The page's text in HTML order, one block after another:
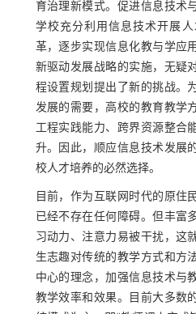
育治理新模式。促进信息技术
学校充分利用信息技术开展
革，逐步实现信息化教与学应
新驱动发展战略的实施，无疑
程设置规划提出了新的挑战。
发展的需要，高校的教育教学
工程实践能力、跨界资源整合
升。因此，顺应信息技术发展
校人才培养的必然选择。
目前，作为互联网时代的原住
已经不存在任何障碍。但丰富
习动力、注意力易被干扰，这
生志趣对传统的教学方式和方
中心的理念，加强信息技术与
教学效率和效果。目前大多数